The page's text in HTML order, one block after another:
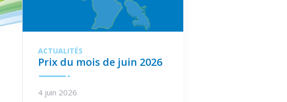
ACTUALITÉS
Prix du mois de juin 2026
4 juin 2026